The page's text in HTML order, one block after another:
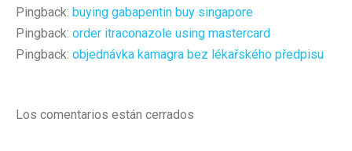
Pingback: buying gabapentin buy singapore
Pingback: order itraconazole using mastercard
Pingback: objednávka kamagra bez lékařského předpisu
Los comentarios están cerrados